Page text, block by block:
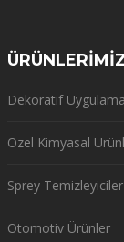
Dekoratif
Özel Kimyasal
Sprey Temizleyiciler
Otomotiv Ürünler